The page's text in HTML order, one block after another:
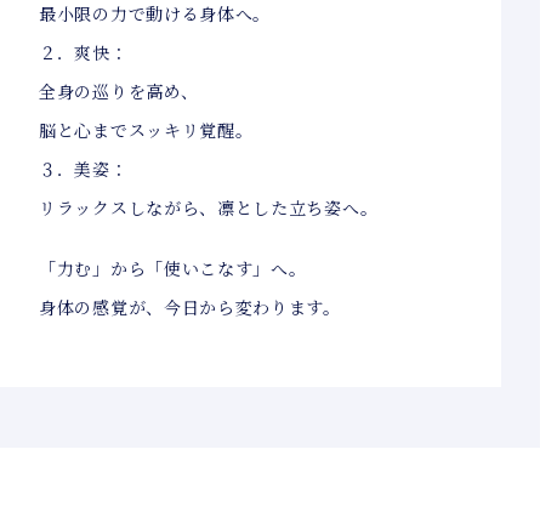
最小限の力で動ける身体へ。
２．爽快：
全身の巡りを高め、
脳と心までスッキリ覚醒。
３．美姿：
リラックスしながら、凛とした立ち姿へ。
「力む」から「使いこなす」へ。
身体の感覚が、今日から変わります。